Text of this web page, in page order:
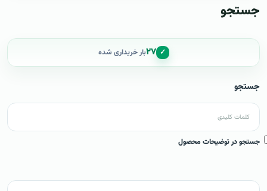
جستجو
✓ ۲۷بار خریداری شده
جستجو
جستجو در توضیحات محصول